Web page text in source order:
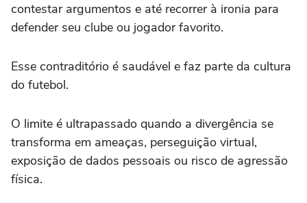
contestar argumentos e até recorrer à ironia para
defender seu clube ou jogador favorito.
Esse contraditório é saudável e faz parte da cultura
do futebol.
O limite é ultrapassado quando a divergência se
transforma em ameaças, perseguição virtual,
exposição de dados pessoais ou risco de agressão
física.